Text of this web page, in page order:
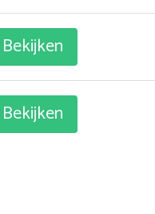
Bekijken
Bekijken